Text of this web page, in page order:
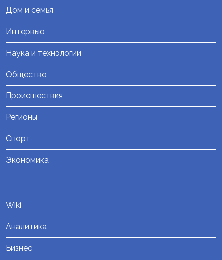
Дом и семья
Интервью
Наука и технологии
Общество
Происшествия
Регионы
Спорт
Экономика
Wiki
Аналитика
Бизнес